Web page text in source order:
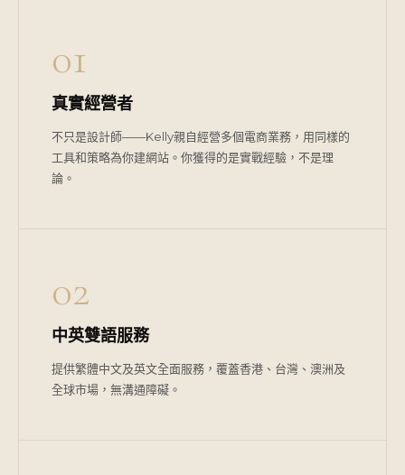
01
真實經營者
不只是設計師——Kelly親自經營多個電商業務，用同樣的
工具和策略為你建網站。你獲得的是實戰經驗，不是理
論。
02
中英雙語服務
提供繁體中文及英文全面服務，覆蓋香港、台灣、澳洲及
全球市場，無溝通障礙。